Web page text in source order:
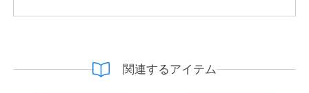
関連するアイテム